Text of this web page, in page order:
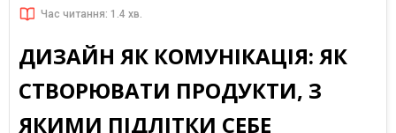
Час читання: 1.4 хв.
ДИЗАЙН ЯК КОМУНІКАЦІЯ: ЯК
СТВОРЮВАТИ ПРОДУКТИ, З
ЯКИМИ ПІДЛІТКИ СЕБЕ